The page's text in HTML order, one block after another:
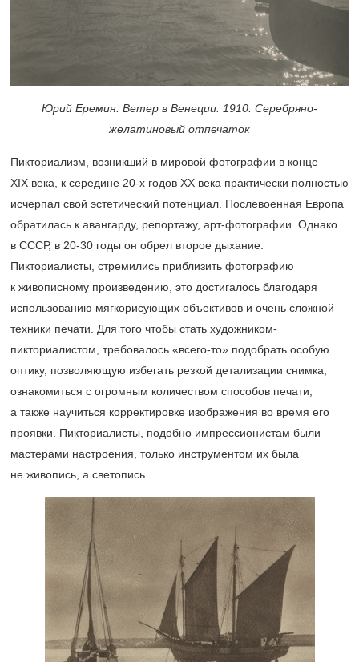
Юрий Еремин. Ветер в Венеции. 1910. Серебряно-
желатиновый отпечаток
Пикториализм, возникший в мировой фотографии в конце
XIX века, к середине 20-х годов ХХ века практически полностью
исчерпал свой эстетический потенциал. Послевоенная Европа
обратилась к авангарду, репортажу, арт-фотографии. Однако
в СССР, в 20-30 годы он обрел второе дыхание.
Пикториалисты, стремились приблизить фотографию
к живописному произведению, это достигалось благодаря
использованию мягкорисующих объективов и очень сложной
техники печати. Для того чтобы стать художником-
пикториалистом, требовалось «всего-то» подобрать особую
оптику, позволяющую избегать резкой детализации снимка,
ознакомиться с огромным количеством способов печати,
а также научиться корректировке изображения во время его
проявки. Пикториалисты, подобно импрессионистам были
мастерами настроения, только инструментом их была
не живопись, а светопись.